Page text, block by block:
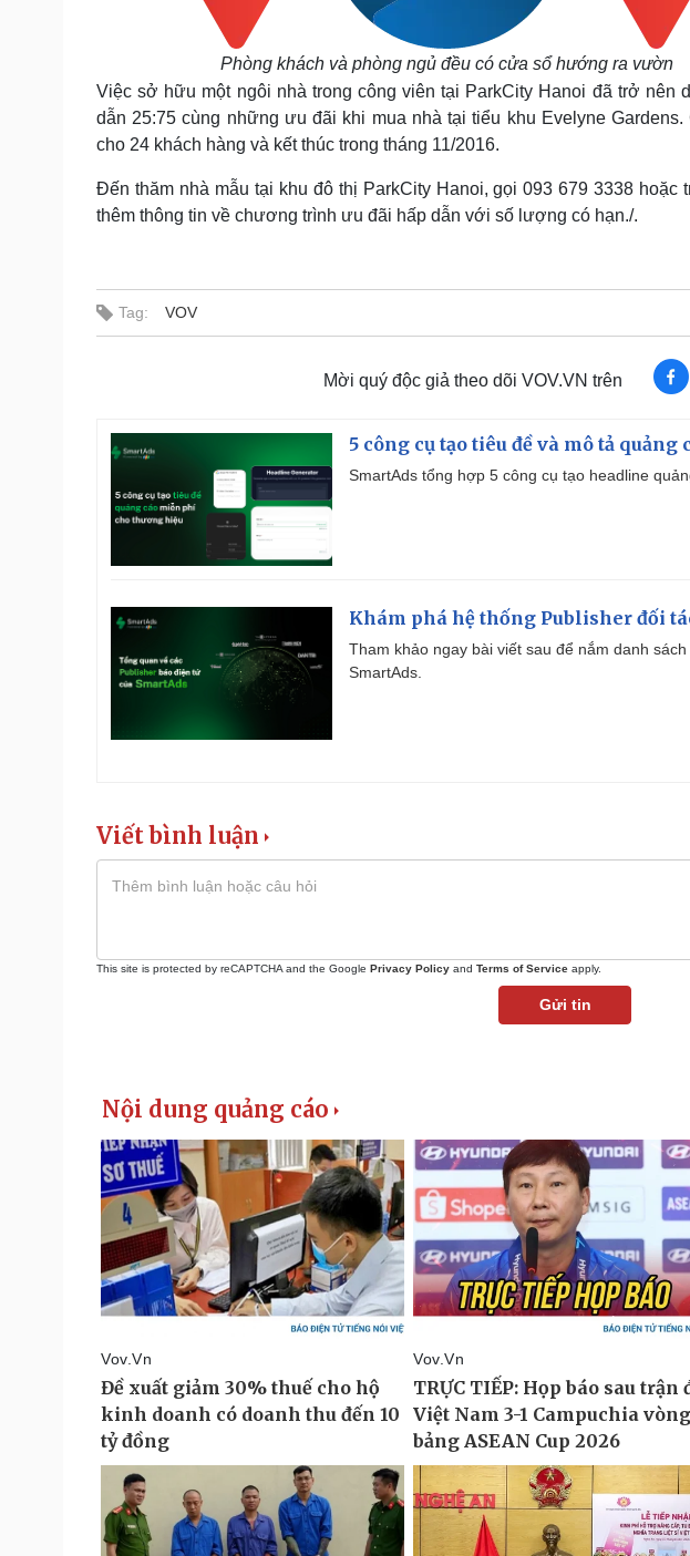
Phòng khách và phòng ngủ đều có cửa sổ hướng ra vườn
Việc sở hữu một ngôi nhà trong công viên tại ParkCity Hanoi đã trở nên
dẫn 25:75 cùng những ưu đãi khi mua nhà tại tiểu khu Evelyne
cho 24 khách hàng và kết thúc trong tháng 11/2016.
Đến thăm nhà mẫu tại khu đô thị ParkCity Hanoi, gọi 093 679 3338 hoặc
thêm thông tin về chương trình ưu đãi hấp dẫn với số lượng có hạn./.
Tag: VOV
Mời quý độc giả theo dõi VOV.VN trên
5 công cụ tạo tiêu đề và mô tả
SmartAds tổng hợp 5 công cụ tạo headline
Khám phá hệ thống Publisher đối
Tham khảo ngay bài viết sau để nắm danh
SmartAds.
Viết bình luận
This site is protected by reCAPTCHA and the Google Privacy Policy and Terms of Service apply.
Gửi tin